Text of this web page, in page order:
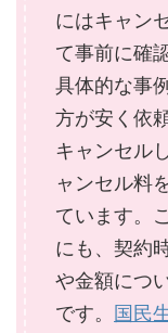
にはキャン
て事前に確
具体的な事
方が安く依
キャンセル
ャンセル料
ています。
にも、契約
や金額につ
です。 国民